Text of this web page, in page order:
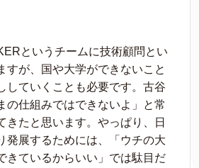
というチームに技術顧問とい
すが、国や大学ができないこと
していくことも必要です。古谷
の仕組みではできないよ」と常
きたと思います。やっぱり、日
発展するためには、「ウチの大
きているからいい」では駄目だ